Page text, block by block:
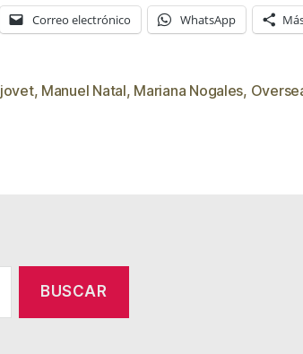
Correo electrónico WhatsApp
jovet, Manuel Natal, Mariana Nogales,